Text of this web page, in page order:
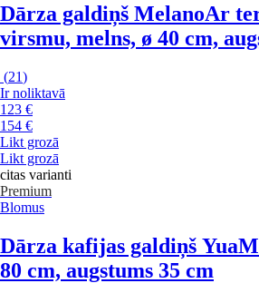
Dārza galdiņš MelanoAr
virsmu, melns, ø 40 cm,
(21)
Ir noliktavā
123 €
154 €
Likt grozā
Likt grozā
citas varianti
Premium
Blomus
Dārza kafijas galdiņš Yua
80 cm, augstums 35 cm